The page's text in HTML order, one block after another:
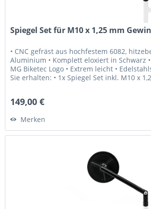
Spiegel Set für M10 x 1,25 mm
• CNC gefräst aus hochfestem 6082,
Aluminium • Komplett eloxiert in Schwarz
MG Biketec Logo • Extrem leicht •
Sie erhalten: • 1x Spiegel Set inkl. M10 x
149,00 €
Merken